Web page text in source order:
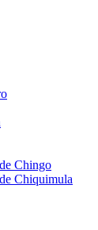
Chingo
Chiquimula